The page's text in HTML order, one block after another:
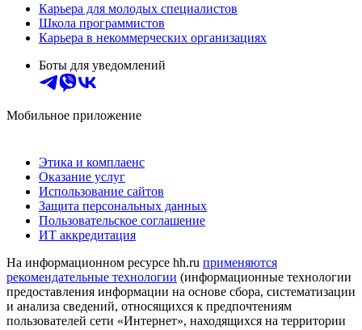
Карьера для молодых специалистов
Школа программистов
Карьера в некоммерческих организациях
Боты для уведомлений
Мобильное приложение
Этика и комплаенс
Оказание услуг
Использование сайтов
Защита персональных данных
Пользовательское соглашение
ИТ аккредитация
На информационном ресурсе hh.ru применяются
рекомендательные технологии (информационные технологии
предоставления информации на основе сбора, систематизации
и анализа сведений, относящихся к предпочтениям
пользователей сети «Интернет», находящихся на территории